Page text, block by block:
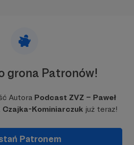
grona Patronów!
Autora Podcast ZVZ – Paweł
Kominiarczukjuż teraz!
Patronem